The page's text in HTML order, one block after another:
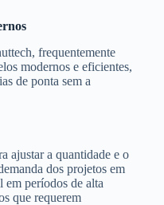
frequentemente
modernos e eficientes,
de ponta sem a
ajustar a quantidade e o
dos projetos em
em períodos de alta
que requerem